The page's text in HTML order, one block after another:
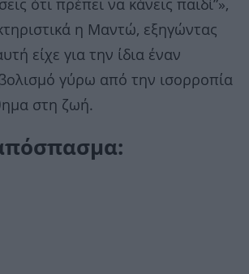
ότι πρέπει να κάνεις παιδί”»,
η Μαντώ, εξηγώντας
είχε για την ίδια έναν
γύρω από την ισορροπία
στη ζωή.